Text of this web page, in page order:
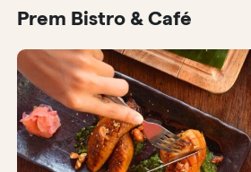
Prem Bistro & Café